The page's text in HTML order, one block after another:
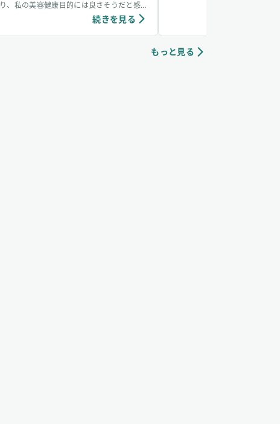
り、私の美容健康目的には良さそうだと感
じています。個人の感想ではありますが、吸
続きを見る
もっと見る